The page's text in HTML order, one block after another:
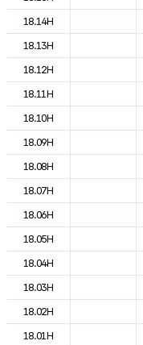
18.14H
18.13H
18.12H
18.11H
18.10H
18.09H
18.08H
18.07H
18.06H
18.05H
18.04H
18.03H
18.02H
18.01H